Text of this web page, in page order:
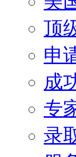
顶
申
成
专
录